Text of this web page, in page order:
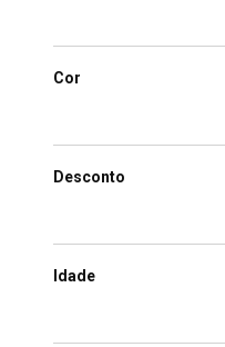
Cor
Desconto
Idade